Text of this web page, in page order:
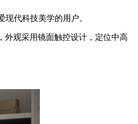
代科技美学的用户。
外观采用镜面触控设计，定位中高